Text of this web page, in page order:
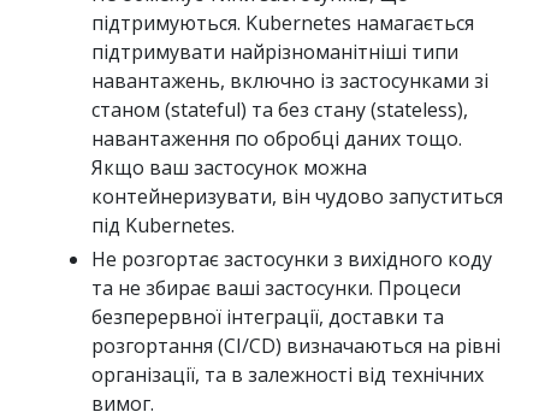
підтримуються. Kubernetes намагається
підтримувати найрізноманітніші типи
навантажень, включно із застосунками зі
станом (stateful) та без стану (stateless),
навантаження по обробці даних тощо.
Якщо ваш застосунок можна
контейнеризувати, він чудово запуститься
під Kubernetes.
Не розгортає застосунки з вихідного коду
та не збирає ваші застосунки. Процеси
безперервної інтеграції, доставки та
розгортання (CI/CD) визначаються на рівні
організації, та в залежності від технічних
вимог.